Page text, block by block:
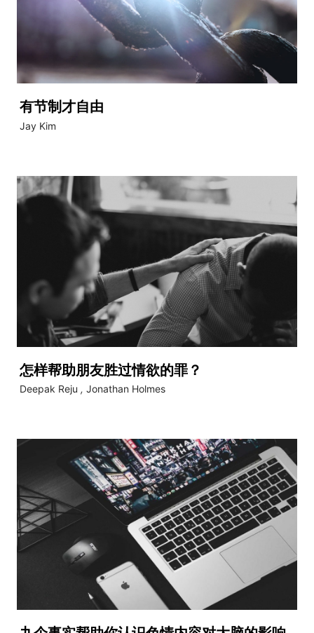
有节制才自由
Jay Kim
怎样帮助朋友胜过情欲的罪？
Deepak Reju , Jonathan Holmes